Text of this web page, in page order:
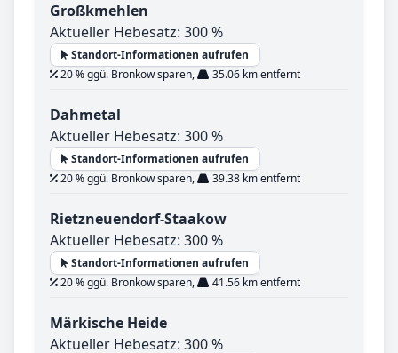
Großkmehlen
Aktueller Hebesatz: 300 %
Standort-Informationen aufrufen
20 % ggü. Bronkow sparen,
35.06 km entfernt
Dahmetal
Aktueller Hebesatz: 300 %
Standort-Informationen aufrufen
20 % ggü. Bronkow sparen,
39.38 km entfernt
Rietzneuendorf-Staakow
Aktueller Hebesatz: 300 %
Standort-Informationen aufrufen
20 % ggü. Bronkow sparen,
41.56 km entfernt
Märkische Heide
Aktueller Hebesatz: 300 %